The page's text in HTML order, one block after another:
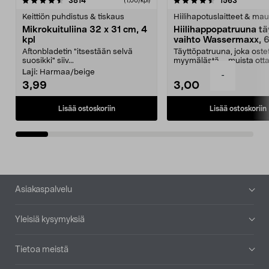
-
Keittiön puhdistus & tiskaus
Mikrokuituliina 32 x 31 cm, 4
kpl
Aftonbladetin "itsestään selvä
suosikki" siiv...
Laji: Harmaa/beige
3,99
Lisää ostoskoriin
Hiilihapotuslaitteet &
Hiilihappopatruuna
vaihto Wassermaxx,
Täyttöpatruuna, joka
myymälästä – muista
3,00
Lisää ostoskoriin
Alatunniste
Asiakaspalvelu
Yleisiä kysymyksiä
Tietoa meistä